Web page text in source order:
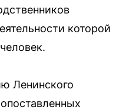
которой
Ленинского